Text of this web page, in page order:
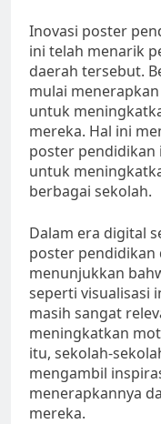
Inovasi poster
ini telah menarik
daerah tersebut.
mulai
untuk
mereka. Hal ini
poster pendidikan
untuk
berbagai sekolah.
Dalam era digital
poster pendidikan
menunjukkan
seperti visualisasi
masih sangat
meningkatkan
itu, sekolah-
mengambil
menerapkannya
mereka.